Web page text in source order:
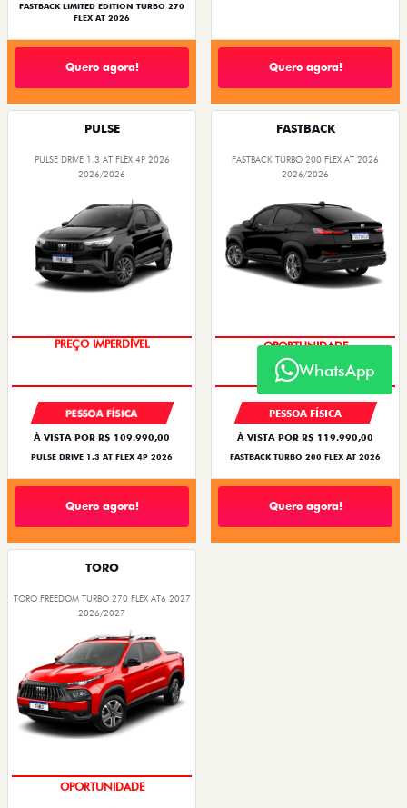
FASTBACK LIMITED EDITION TURBO 270
FLEX AT 2026
Quero agora! Quero agora!
PULSE
PULSE DRIVE 1.3 AT FLEX 4P 2026
2026/2026
PREÇO IMPERDÍVEL
PESSOA FÍSICA
À VISTA POR R$ 109.990,00
PULSE DRIVE 1.3 AT FLEX 4P 2026
Quero agora!
FASTBACK
FASTBACK TURBO 200 FLEX AT 2026
2026/2026
OPORTUNIDADE
PESSOA FÍSICA
À VISTA POR R$ 119.990,00
FASTBACK TURBO 200 FLEX AT 2026
Quero agora!
TORO
TORO FREEDOM TURBO 270 FLEX AT6 2027
2026/2027
OPORTUNIDADE
WhatsApp